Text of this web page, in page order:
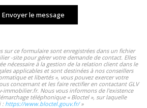
Envoyer le message
sur ce formulaire sont enregistrées dans un fichier
-site pour gérer votre demande de contact. Elles
nécessaire à la gestion de la relation client dans le
applicables et sont destinées à nos conseillers
et libertés », vous pouvez exercer votre
concernant et les faire rectifier en contactant GLV
immobilier.fr. Nous vous informons de l'existence
téléphonique « Bloctel », sur laquelle
: https://www.bloctel.gouv.fr/»